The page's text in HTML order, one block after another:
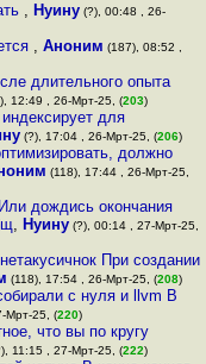
, Нуину (?), 00:48 , 26-
, Аноним (187), 08:52 ,
длительного опыта
12:49 , 26-Мрт-25, (203)
для
(?), 17:04 , 26-Мрт-25, (206)
должно
(118), 17:44 , 26-Мрт-25,
дождись окончания
, Нуину(?), 00:14 , 27-Мрт-25,
При создании
(118), 17:54 , 26-Мрт-25, (208)
с нуля и llvm В
Мрт-25, (220)
что вы по кругу
11:15 , 27-Мрт-25, (222)